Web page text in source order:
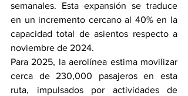
semanales. Esta expansión se traduce
en un incremento cercano al 40% en la
capacidad total de asientos respecto a
noviembre de 2024.
Para 2025, la aerolínea estima movilizar
cerca de 230,000 pasajeros en esta
ruta, impulsados por actividades de